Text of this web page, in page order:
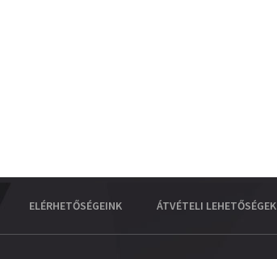
ELÉRHETŐSÉGEINK ÁTVÉTELI LEHETŐSÉGEK